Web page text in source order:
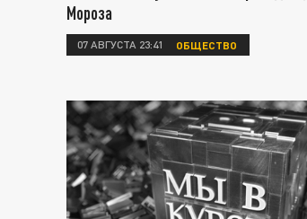
Мороза
07 АВГУСТА 23:41 ОБЩЕСТВО